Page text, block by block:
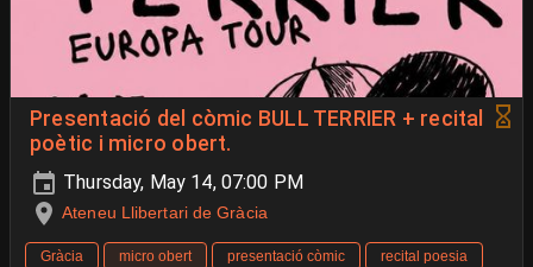
Presentació del còmic BULL TERRIER + recital
poètic i micro obert.
Thursday, May 14, 07:00 PM
Ateneu Llibertari de Gràcia
Gràcia micro obert presentació còmic
recital poesia